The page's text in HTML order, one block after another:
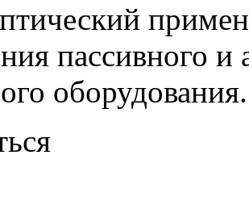
пассивного и
оборудования.